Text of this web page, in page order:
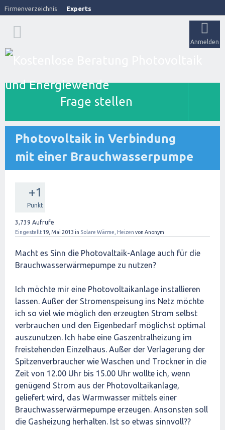
Firmenverzeichnis Experts
Anmelden
Frage stellen
Photovoltaik in Verbindung
mit einer Brauchwasserpumpe
+1
Punkt
3,739 Aufrufe
Eingestellt 19, Mai 2013 in Solare Wärme, Heizen von Anonym
Macht es Sinn die Photovaltaik-Anlage auch für die
Brauchwasserwärmepumpe zu nutzen?
Ich möchte mir eine Photovoltaikanlage installieren
lassen. Außer der Stromenspeisung ins Netz möchte
ich so viel wie möglich den erzeugten Strom selbst
verbrauchen und den Eigenbedarf möglichst optimal
auszunutzen. Ich habe eine Gaszentralheizung im
freistehenden Einzelhaus. Außer der Verlagerung der
Spitzenverbraucher wie Waschen und Trockner in die
Zeit von 12.00 Uhr bis 15.00 Uhr wollte ich, wenn
genügend Strom aus der Photovoltaikanlage,
geliefert wird, das Warmwasser mittels einer
Brauchwasserwärmepumpe erzeugen. Ansonsten soll
die Gasheizung herhalten. Ist so etwas sinnvoll??